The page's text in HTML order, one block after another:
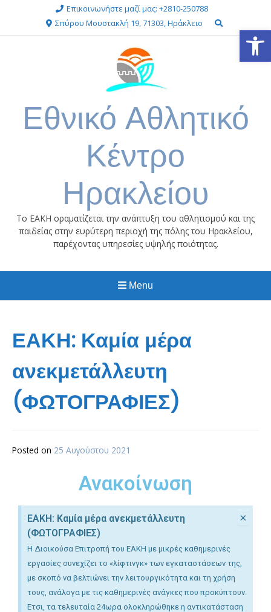
Επικοινωνήστε μαζί μας: +2810-250788
Σπύρου Μουστακλή 19, 71303, Ηράκλειο
Εθνικό Αθλητικό
Κέντρο
Ηρακλείου
Το ΕΑΚΗ οραματίζεται την ανάπτυξη του αθλητισμού και της
παιδείας στην ευρύτερη περιοχή της πόλης του Ηρακλείου,
παρέχοντας υπηρεσίες υψηλής ποιότητας.
Menu
ΕΑΚΗ: Καμία μέρα
ανεκμετάλλευτη
(ΦΩΤΟΓΡΑΦΙΕΣ)
Posted on 25 Αυγούστου 2021
Ανακοίνωση
ΕΑΚΗ: Καμία μέρα ανεκμετάλλευτη
(ΦΩΤΟΓΡΑΦΙΕΣ)
Η Διοικούσα Επιτροπή του ΕΑΚΗ με μικρές καθημερινές
εργασίες συνεχίζει το «λίφτινγκ» των εγκαταστάσεων της,
με σκοπό να βελτιώνει την λειτουργικότητα και τη χρήση
τους, ανάλογα με τις καθημερινές ανάγκες που προκύπτουν.
Ετσι, τα τελευταία 24ωρα ολοκληρώθηκε η αντικατάσταση
×